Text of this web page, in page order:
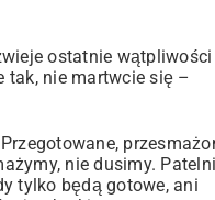
ostatnie wątpliwości
tak, nie martwcie się –
nie dusimy.
tylko będą gotowe, ani